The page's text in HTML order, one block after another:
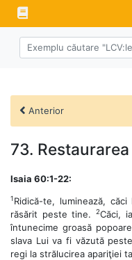
Anterior
73.
Isaia 60:1-22:
1Ridică-te, luminează,
răsărit peste tine.
2Căci,
întunecime groasă
slava Lui va fi văzută
regi la strălucirea apariţiei